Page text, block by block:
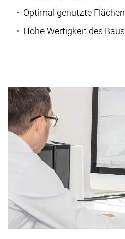
Optimal genutzte Flächen
Hohe Wertigkeit des Baus